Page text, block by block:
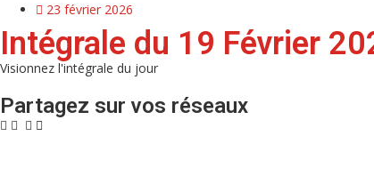
23 février 2026
Intégrale du 19 Février
Visionnez l'intégrale du jour
Partagez sur vos réseaux